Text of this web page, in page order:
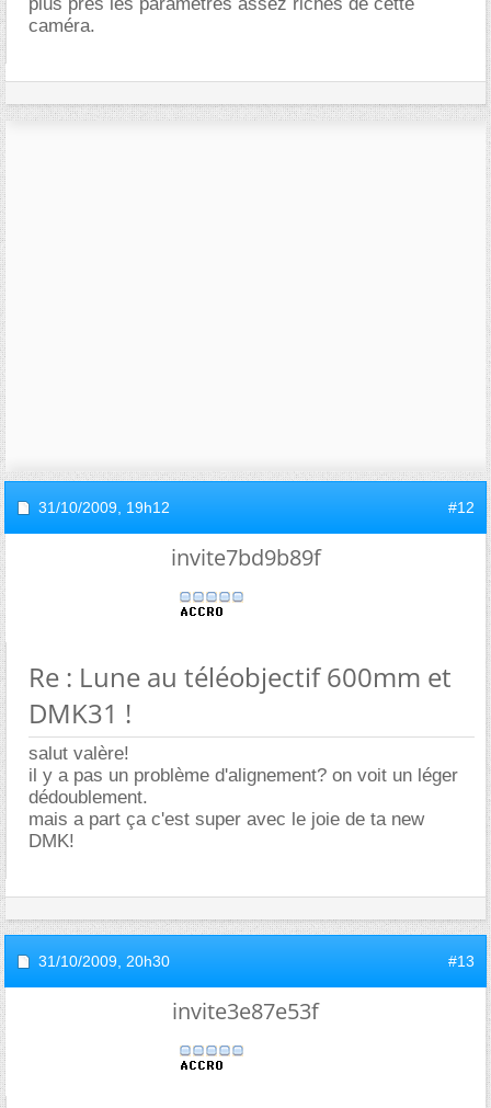
caméra.
31/10/2009, 19h12 #12
invite7bd9b89f
Re : Lune au téléobjectif 600mm et
DMK31 !
salut valère!
il y a pas un problème d'alignement? on voit un léger
dédoublement.
mais a part ça c'est super avec le joie de ta new
DMK!
31/10/2009, 20h30 #13
invite3e87e53f